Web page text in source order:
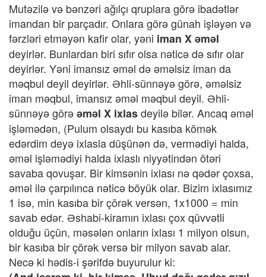
Mutəzilə və bənzəri ağılçı qruplara görə ibadətlər
imandan bir parçadır. Onlara görə günah işləyən və
fərzləri etməyən kafir olar, yəni iman X əməl
deyirlər. Bunlardan biri sıfır olsa nəticə də sıfır olar
deyirlər. Yəni imansız əməl də əməlsiz iman da
məqbul deyil deyirlər. Əhli-sünnəyə görə, əməlsiz
iman məqbul, imansız əməl məqbul deyil. Əhli-
sünnəyə görəəməl X ixlasdeyilə bilər. Ancaq əməl
işləmədən, (Pulum olsaydı bu kasıba kömək
edərdim deyə ixlasla düşünən də, vermədiyi halda,
əməl işləmədiyi halda ixlaslı niyyətindən ötəri
savaba qovuşar. Bir kimsənin ixlası nə qədər çoxsa,
əməl ilə çarpılınca nəticə böyük olar. Bizim ixlasımız
1 isə, min kasıba bir çörək versən, 1x1000 = min
savab edər. Əshabi-kiramın ixlası çox qüvvətli
olduğu üçün, məsələn onların ixlası 1 milyon olsun,
bir kasıba bir çörək versə bir milyon savab alar.
Necə ki hədis-i şərifdə buyurulur ki: